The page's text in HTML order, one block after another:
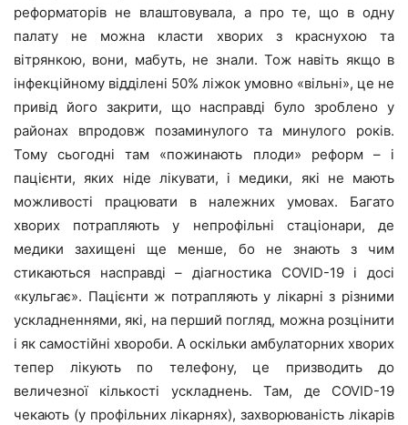
реформаторів не влаштовувала, а про те, що в одну
палату не можна класти хворих з краснухою та
вітрянкою, вони, мабуть, не знали. Тож навіть якщо в
інфекційному відділені 50% ліжок умовно «вільні», це не
привід його закрити, що насправді було зроблено у
районах впродовж позаминулого та минулого років.
Тому сьогодні там «пожинають плоди» реформ – і
пацієнти, яких ніде лікувати, і медики, які не мають
можливості працювати в належних умовах. Багато
хворих потрапляють у непрофільні стаціонари, де
медики захищені ще менше, бо не знають з чим
стикаються насправді – діагностика COVID-19 і досі
«кульгає». Пацієнти ж потрапляють у лікарні з різними
ускладненнями, які, на перший погляд, можна розцінити
і як самостійні хвороби. А оскільки амбулаторних хворих
тепер лікують по телефону, це призводить до
величезної кількості ускладнень. Там, де COVID-19
чекають (у профільних лікарнях), захворюваність лікарів